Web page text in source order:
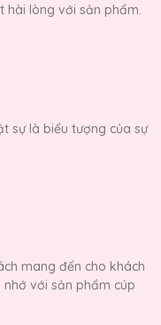
hài lòng với sản phẩm.
sự là biểu tượng của sự
mang đến cho khách
với sản phẩm cúp